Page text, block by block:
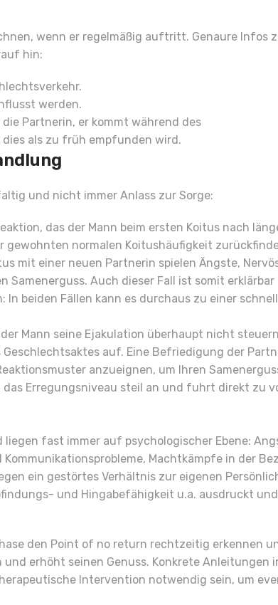
wenn er regelmäßig auftritt. Genaure Infos
hin:
werden.
Partnerin, er kommt während des
dies als zu früh empfunden wird.
und nicht immer Anlass zur Sorge:
das der Mann beim ersten Koitus nach
gewohnten normalen Koitushäufigkeit
mit einer neuen Partnerin spielen Ängste,
Auch dieser Fall ist somit
beiden Fällen kann es durchaus zu einer
Mann seine Ejakulation überhaupt nicht
auf. Eine Befriedigung der
anzueignen, um Ihren
Erregungsniveau steil an und fuhrt direkt zu
fast immer auf psychologischer Ebene:
Machtkämpfe in der
ein gestörtes Verhältnis zur eigenen
und Hingabefähigkeit u.a. ausdruckt
den Point of no return rechtzeitig erkennen
erhöht seinen Genuss. Konkrete Anleitungen
Intervention notwendig sein, um